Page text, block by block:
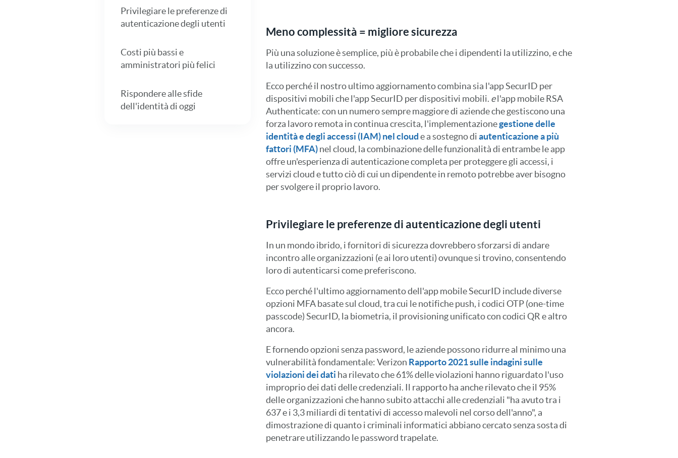
Privilegiare le preferenze di
autenticazione degli utenti
Costi più bassi e
amministratori più felici
Rispondere alle sfide
dell'identità di oggi
Meno complessità = migliore sicurezza
Più una soluzione è semplice, più è probabile che i dipendenti la utilizzino, e che
la utilizzino con successo.
Ecco perché il nostro ultimo aggiornamento combina sia l'app SecurID per
dispositivi mobili che l'app SecurID per dispositivi mobili. el'app mobile RSA
Authenticate: con un numero sempre maggiore di aziende che gestiscono una
forza lavoro remota in continua crescita, l'implementazionegestione delle
identità e degli accessi (IAM) nel cloude a sostegno diautenticazione a più
fattori (MFA)nel cloud, la combinazione delle funzionalità di entrambe le app
offre un'esperienza di autenticazione completa per proteggere gli accessi, i
servizi cloud e tutto ciò di cui un dipendente in remoto potrebbe aver bisogno
per svolgere il proprio lavoro.
Privilegiare le preferenze di autenticazione degli utenti
In un mondo ibrido, i fornitori di sicurezza dovrebbero sforzarsi di andare
incontro alle organizzazioni (e ai loro utenti) ovunque si trovino, consentendo
loro di autenticarsi come preferiscono.
Ecco perché l'ultimo aggiornamento dell'app mobile SecurID include diverse
opzioni MFA basate sul cloud, tra cui le notifiche push, i codici OTP (one-time
passcode) SecurID, la biometria, il provisioning unificato con codici QR e altro
ancora.
E fornendo opzioni senza password, le aziende possono ridurre al minimo una
vulnerabilità fondamentale: Verizon Rapporto 2021 sulle indagini sulle
violazioni dei dati ha rilevato che 61% delle violazioni hanno riguardato l'uso
improprio dei dati delle credenziali. Il rapporto ha anche rilevato che il 95%
delle organizzazioni che hanno subito attacchi alle credenziali "ha avuto tra i
637 e i 3,3 miliardi di tentativi di accesso malevoli nel corso dell'anno", a
dimostrazione di quanto i criminali informatici abbiano cercato senza sosta di
penetrare utilizzando le password trapelate.